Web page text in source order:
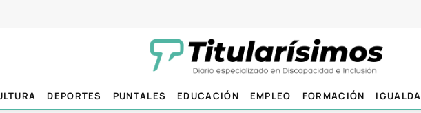
DEPORTES PUNTALES EDUCACIÓN EMPLEO FORMACIÓN